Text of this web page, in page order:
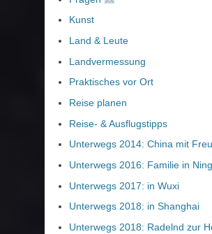
Kunst
Land & Leute
Landvermessung
Praktisches vor Ort
Reise planen
Reise- & Ausflugstipps
Unterwegs 2014: China mit
Unterwegs 2016: Familie in
Unterwegs 2017: in Wuxi
Unterwegs 2018: in Shanghai
Unterwegs 2018: Radelnd zur